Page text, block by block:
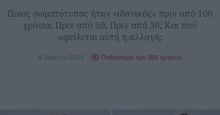
Ποιος σωματότυπος ήταν «ιδανικός» πριν από 100
χρόνια; Πριν από 50; Πριν από 30; Και πού
οφείλεται αυτή η αλλαγή;
6 Μαρτίου 2023 Παλαιότερο των 360 ημερών